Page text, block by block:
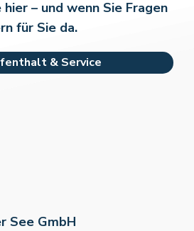
– und wenn Sie Fragen
für Sie da.
& Service
See GmbH